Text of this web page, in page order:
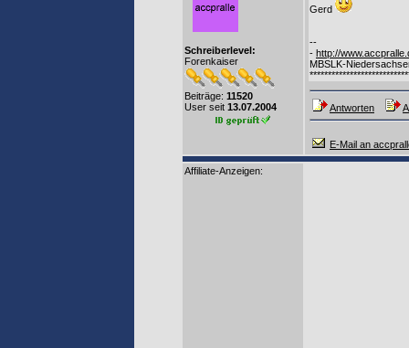
Schreiberlevel:
Forenkaiser
Beiträge: 11520
User seit 13.07.2004
Gerd
--
- http://
MBSLK-
Antworten
E-Mail an
Affiliate-Anzeigen: